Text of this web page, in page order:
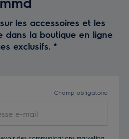
les accessoires et les
dans la boutique en ligne
exclusifs. *
Champ obligatoire